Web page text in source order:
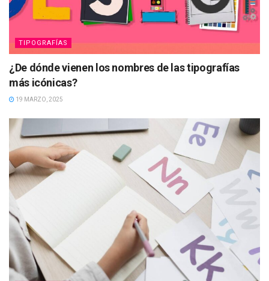
TIPOGRAFÍAS
¿De dónde vienen los nombres de las tipografías
más icónicas?
19 MARZO, 2025